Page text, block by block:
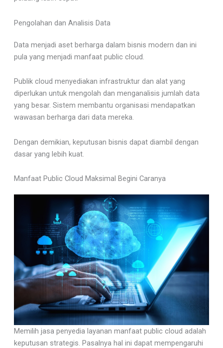
Pengolahan dan Analisis Data
Data menjadi aset berharga dalam bisnis modern dan ini
pula yang menjadi manfaat public cloud.
Publik cloud menyediakan infrastruktur dan alat yang
diperlukan untuk mengolah dan menganalisis jumlah data
yang besar. Sistem membantu organisasi mendapatkan
wawasan berharga dari data mereka.
Dengan demikian, keputusan bisnis dapat diambil dengan
dasar yang lebih kuat.
Manfaat Public Cloud Maksimal Begini Caranya
Memilih jasa penyedia layanan manfaat public cloud adalah
keputusan strategis. Pasalnya hal ini dapat mempengaruhi